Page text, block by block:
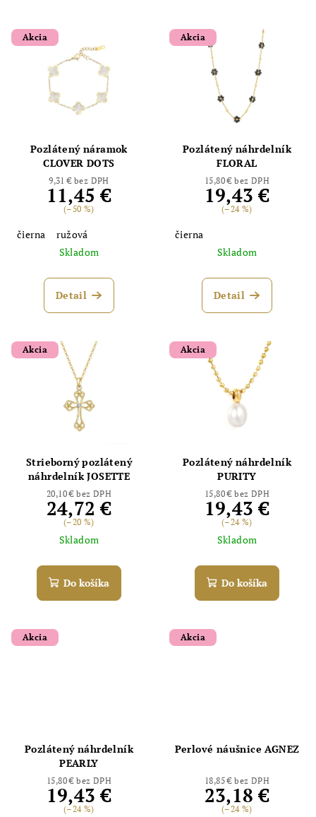
Akcia
Pozlátený náramok
CLOVER DOTS
9,31 € bez DPH
11,45 €
(–50 %)
čierna
ružová
Skladom
Detail
Akcia
Pozlátený náhrdelník
FLORAL
15,80 € bez DPH
19,43 €
(–24 %)
čierna
Skladom
Detail
Akcia
Strieborný pozlátený
náhrdelník JOSETTE
20,10 € bez DPH
24,72 €
(–20 %)
Skladom
Do košíka
Akcia
Pozlátený náhrdelník
PURITY
15,80 € bez DPH
19,43 €
(–24 %)
Skladom
Do košíka
Akcia
Pozlátený náhrdelník
PEARLY
15,80 € bez DPH
19,43 €
(–24 %)
Akcia
Perlové náušnice AGNEZ
18,85 € bez DPH
23,18 €
(–24 %)